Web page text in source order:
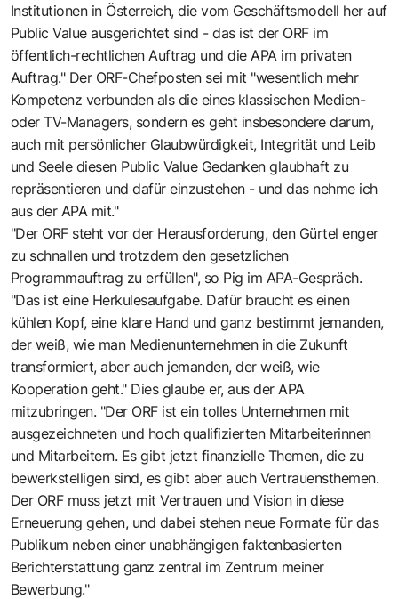
Institutionen in Österreich, die vom Geschäftsmodell her auf
Public Value ausgerichtet sind - das ist der ORF im
öffentlich-rechtlichen Auftrag und die APA im privaten
Auftrag." Der ORF-Chefposten sei mit "wesentlich mehr
Kompetenz verbunden als die eines klassischen Medien-
oder TV-Managers, sondern es geht insbesondere darum,
auch mit persönlicher Glaubwürdigkeit, Integrität und Leib
und Seele diesen Public Value Gedanken glaubhaft zu
repräsentieren und dafür einzustehen - und das nehme ich
aus der APA mit."
"Der ORF steht vor der Herausforderung, den Gürtel enger
zu schnallen und trotzdem den gesetzlichen
Programmauftrag zu erfüllen", so Pig im APA-Gespräch.
"Das ist eine Herkulesaufgabe. Dafür braucht es einen
kühlen Kopf, eine klare Hand und ganz bestimmt jemanden,
der weiß, wie man Medienunternehmen in die Zukunft
transformiert, aber auch jemanden, der weiß, wie
Kooperation geht." Dies glaube er, aus der APA
mitzubringen. "Der ORF ist ein tolles Unternehmen mit
ausgezeichneten und hoch qualifizierten Mitarbeiterinnen
und Mitarbeitern. Es gibt jetzt finanzielle Themen, die zu
bewerkstelligen sind, es gibt aber auch Vertrauensthemen.
Der ORF muss jetzt mit Vertrauen und Vision in diese
Erneuerung gehen, und dabei stehen neue Formate für das
Publikum neben einer unabhängigen faktenbasierten
Berichterstattung ganz zentral im Zentrum meiner
Bewerbung."